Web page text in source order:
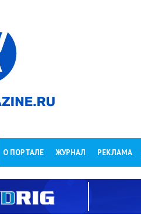
О ПОРТАЛЕ ЖУРНАЛ РЕКЛАМА